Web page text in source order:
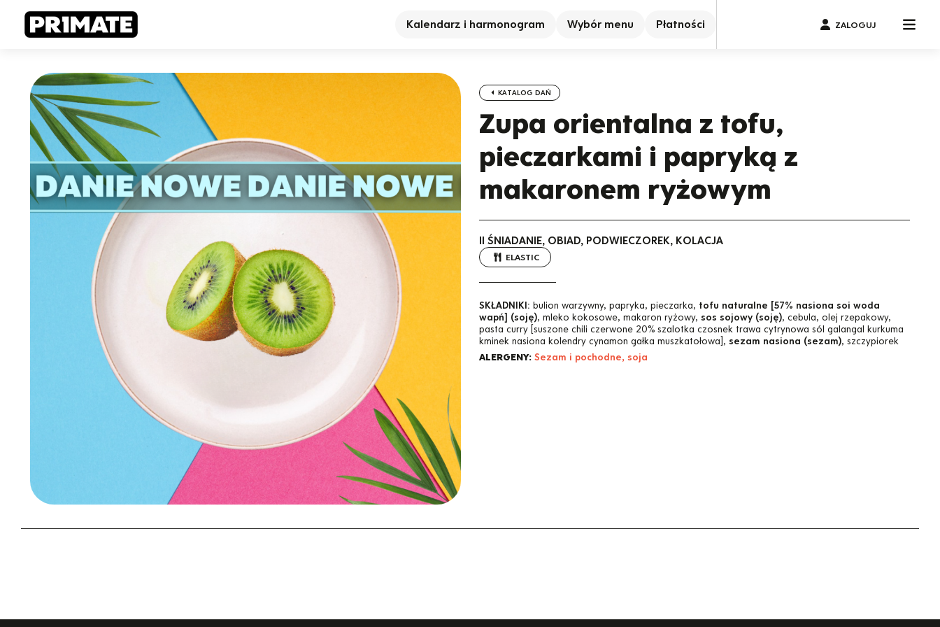
Kalendarz i harmonogram Wybór menu Płatności ZALOGUJ
KATALOG DAŃ
Zupa orientalna z tofu,
pieczarkami i papryką z
makaronem ryżowym
II ŚNIADANIE, OBIAD, PODWIECZOREK, KOLACJA
ELASTIC
SKŁADNIKI: bulion warzywny, papryka, pieczarka, tofu naturalne [57% nasiona soi woda
wapń] (soję), mleko kokosowe, makaron ryżowy, sos sojowy (soję), cebula, olej rzepakowy,
pasta curry [suszone chili czerwone 20% szalotka czosnek trawa cytrynowa sól galangal kurkuma
kminek nasiona kolendry cynamon gałka muszkatołowa], sezam nasiona (sezam), szczypiorek
ALERGENY: Sezam i pochodne, soja